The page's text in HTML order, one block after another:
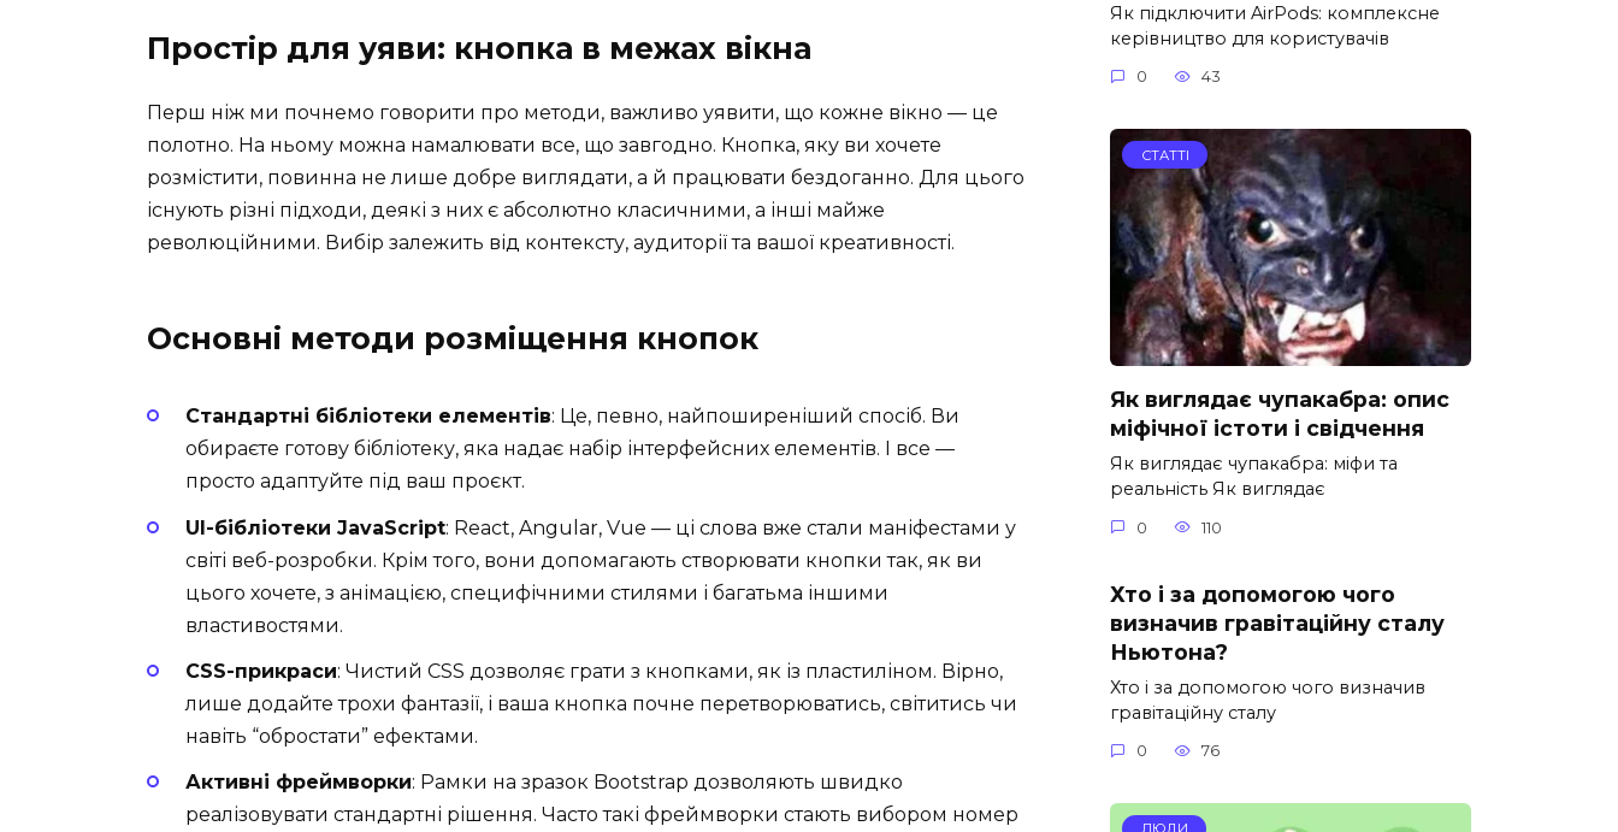
Простір для уяви: кнопка в межах вікна
Перш ніж ми почнемо говорити про методи, важливо уявити, що кожне вікно — це
полотно. На ньому можна намалювати все, що завгодно. Кнопка, яку ви хочете
розмістити, повинна не лише добре виглядати, а й працювати бездоганно. Для цього
існують різні підходи, деякі з них є абсолютно класичними, а інші майже
революційними. Вибір залежить від контексту, аудиторії та вашої креативності.
Основні методи розміщення кнопок
Стандартні бібліотеки елементів: Це, певно, найпоширеніший спосіб. Ви
обираєте готову бібліотеку, яка надає набір інтерфейсних елементів. І все —
просто адаптуйте під ваш проєкт.
UI-бібліотеки JavaScript: React, Angular, Vue — ці слова вже стали маніфестами у
світі веб-розробки. Крім того, вони допомагають створювати кнопки так, як ви
цього хочете, з анімацією, специфічними стилями і багатьма іншими
властивостями.
CSS-прикраси: Чистий CSS дозволяє грати з кнопками, як із пластиліном. Вірно,
лише додайте трохи фантазії, і ваша кнопка почне перетворюватись, світитись чи
навіть “обростати” ефектами.
Активні фреймворки: Рамки на зразок Bootstrap дозволяють швидко
реалізовувати стандартні рішення. Часто такі фреймворки стають вибором номер
Як підключити AirPods: комплексне
керівництво для користувачів
0 43
СТАТТІ
Як виглядає чупакабра: опис
міфічної істоти і свідчення
Як виглядає чупакабра: міфи та
реальність Як виглядає
0 110
Хто і за допомогою чого
визначив гравітаційну сталу
Ньютона?
Хто і за допомогою чого визначив
гравітаційну сталу
0 76